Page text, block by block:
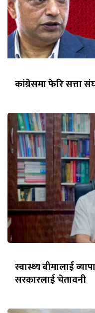
कांग्रेसमा फेरि सत्ता
स्वास्थ्य बीमालाई
सरकारलाई चेतावनी